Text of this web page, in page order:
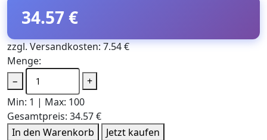
34.57 €
zzgl. Versandkosten: 7.54 €
Menge:
−
+
Min: 1 | Max: 100
Gesamtpreis: 34.57 €
In den Warenkorb
Jetzt kaufen